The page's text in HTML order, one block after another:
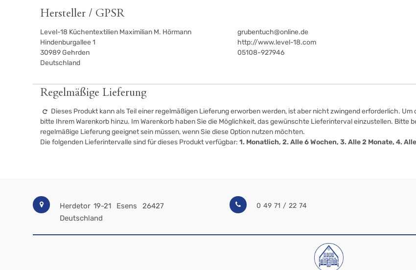
Hersteller / GPSR
Level-18 Küchentextilien Maximilian M. Hörmann
Hindenburgallee 1
30989Gehrden
Deutschland
grubentuch@online.de
http://www.level-18.com
05108-927946
Regelmäßige Lieferung
Dieses Produkt kann als Teil einer regelmäßigen Lieferung erworben werden, ist aber nicht zwingend erforderlich.
bitte Ihrem Warenkorb hinzu. Im Warenkorb haben Sie die Möglichkeit, das gewünschte Lieferinterval einzustellen. Bitte
regelmäßige Lieferung geeignet sein müssen, wenn Sie diese Option nutzen möchten.
Die folgenden Lieferintervalle sind für dieses Produkt verfügbar:1. Monatlich, 2. Alle 6 Wochen, 3. Alle 2 Monate, 4.
Herdetor 19-21 Esens
26427
Deutschland
0 49 71 / 22 74